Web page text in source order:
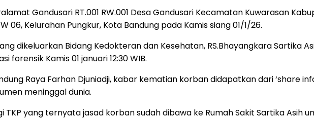
Gandusari RT.001 RW.001 Desa Gandusari Kecamatan Kuwarasan
06, Kelurahan Pungkur, Kota Bandung pada Kamis siang 01/1/26.
dikeluarkan Bidang Kedokteran dan Kesehatan, RS.Bhayangkara Sartika
Kamis 01 januari 12:30 WIB.
Raya Farhan Djuniadji, kabar kematian korban didapatkan dari ‘share
meninggal dunia.
yang ternyata jasad korban sudah dibawa ke Rumah Sakit Sartika Asih